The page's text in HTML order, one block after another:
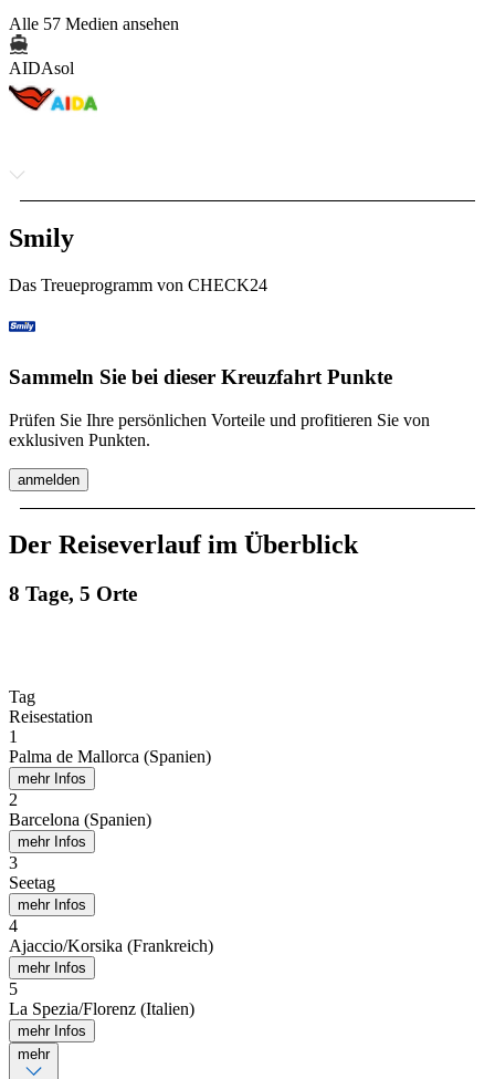
Alle 57 Medien ansehen
AIDAsol
Smily
Das Treueprogramm von CHECK24
Sammeln Sie bei dieser Kreuzfahrt Punkte
Prüfen Sie Ihre persönlichen Vorteile und profitieren Sie von
exklusiven Punkten.
anmelden
Der Reiseverlauf im Überblick
8 Tage, 5 Orte
Tag
Reisestation
1
Palma de Mallorca (Spanien)
mehr Infos
2
Barcelona (Spanien)
mehr Infos
3
Seetag
mehr Infos
4
Ajaccio/Korsika (Frankreich)
mehr Infos
5
La Spezia/Florenz (Italien)
mehr Infos
mehr